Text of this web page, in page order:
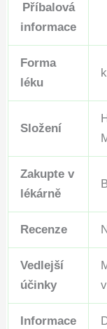
Příbalová
informace
Forma
léku
Složení
Zakupte v
lékárně
Recenze
Vedlejší
účinky
Informace